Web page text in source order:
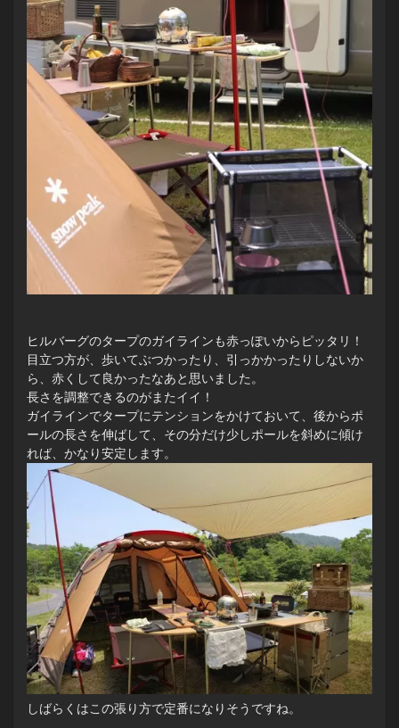
ヒルバーグのタープのガイラインも赤っぽいからピッタリ！
目立つ方が、歩いてぶつかったり、引っかかったりしないか
ら、赤くして良かったなあと思いました。
長さを調整できるのがまたイイ！
ガイラインでタープにテンションをかけておいて、後からポ
ールの長さを伸ばして、その分だけ少しポールを斜めに傾け
れば、かなり安定します。
しばらくはこの張り方で定番になりそうですね。